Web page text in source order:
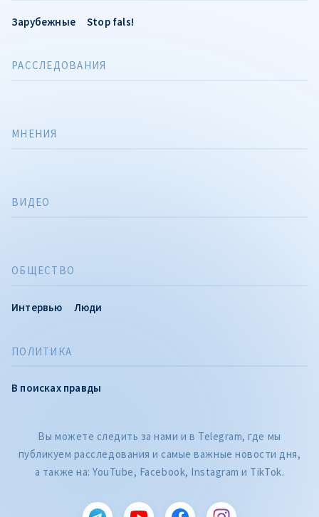
Зарубежные Stop fals!
ПОЛИТИКА
В поисках правды
РАССЛЕДОВАНИЯ
ОБЩЕСТВО
Интервью Люди
МНЕНИЯ
ВИДЕО
Вы можете следить за нами и в Telegram, где мы
публикуем расследования и самые важные новости дня,
а также на: YouTube, Facebook, Instagram и TikTok.